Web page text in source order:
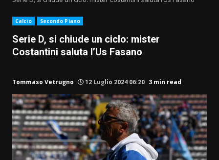
Calcio Secondo Piano
Serie D, si chiude un ciclo: mister
Costantini saluta l’Us Fasano
Tommaso Vetrugno 12 Luglio 2024 06:20 3 min read